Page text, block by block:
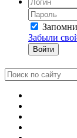
Забыли